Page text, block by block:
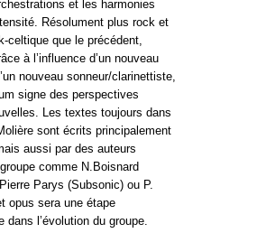
et les harmonies
Résolument plus rock et
celtique que le précédent,
à l’influence d’un nouveau
nouveau sonneur/clarinettiste,
signe des perspectives
Les textes toujours dans
sont écrits principalement
aussi par des auteurs
comme N.Boisnard
Parys (Subsonic) ou P.
opus sera une étape
dans l’évolution du groupe.